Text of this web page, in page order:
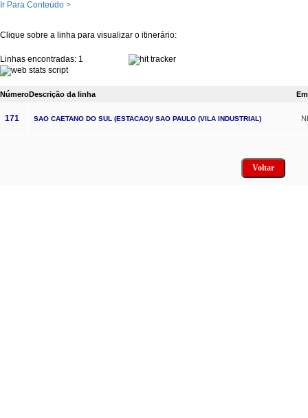
Ir Para Conteúdo >
Clique sobre a linha para visualizar o itinerário:
Linhas encontradas: 1
NúmeroDescrição da linha
171 SAO CAETANO DO SUL (ESTACAO)/ SAO PAULO (VILA INDUSTRIAL)